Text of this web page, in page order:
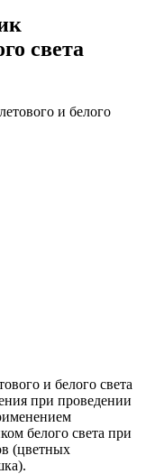
света
и белого света
при проведении
белого света при
(цветных